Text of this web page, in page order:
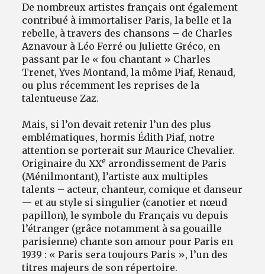
De nombreux artistes français ont également
contribué à immortaliser Paris, la belle et la
rebelle, à travers des chansons – de Charles
Aznavour à Léo Ferré ou Juliette Gréco, en
passant par le « fou chantant » Charles
Trenet, Yves Montand, la môme Piaf, Renaud,
ou plus récemment les reprises de la
talentueuse Zaz.
Mais, si l’on devait retenir l’un des plus
emblématiques, hormis Édith Piaf, notre
attention se porterait sur Maurice Chevalier.
Originaire du XXe arrondissement de Paris
(Ménilmontant), l’artiste aux multiples
talents – acteur, chanteur, comique et danseur
— et au style si singulier (canotier et nœud
papillon), le symbole du Français vu depuis
l’étranger (grâce notamment à sa gouaille
parisienne) chante son amour pour Paris en
1939 : « Paris sera toujours Paris », l’un des
titres majeurs de son répertoire.